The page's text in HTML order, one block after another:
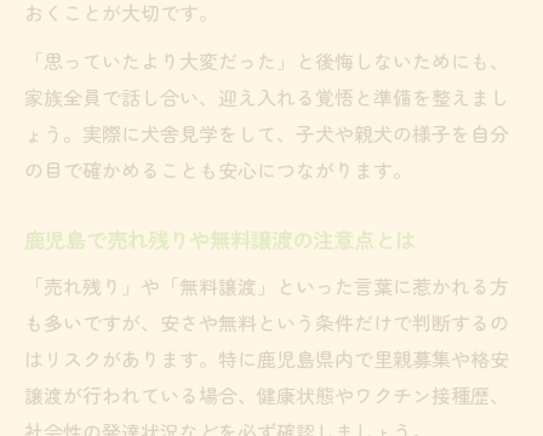
おくことが大切です。
「思っていたより大変だった」と後悔しないためにも、
家族全員で話し合い、迎え入れる覚悟と準備を整えまし
ょう。実際に犬舎見学をして、子犬や親犬の様子を自分
の目で確かめることも安心につながります。
鹿児島で売れ残りや無料譲渡の注意点とは
「売れ残り」や「無料譲渡」といった言葉に惹かれる方
も多いですが、安さや無料という条件だけで判断するの
はリスクがあります。特に鹿児島県内で里親募集や格安
譲渡が行われている場合、健康状態やワクチン接種歴、